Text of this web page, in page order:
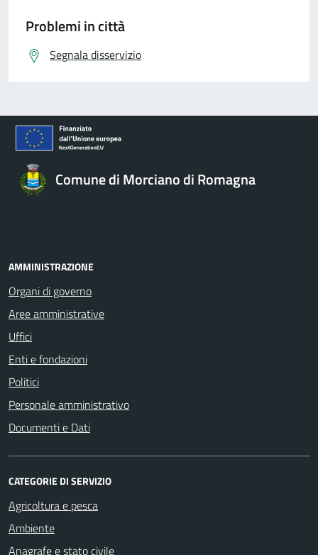
Problemi in città
Segnala disservizio
Comune di Morciano di Romagna
AMMINISTRAZIONE
Organi di governo
Aree amministrative
Uffici
Enti e fondazioni
Politici
Personale amministrativo
Documenti e Dati
CATEGORIE DI SERVIZIO
Agricoltura e pesca
Ambiente
Anagrafe e stato civile